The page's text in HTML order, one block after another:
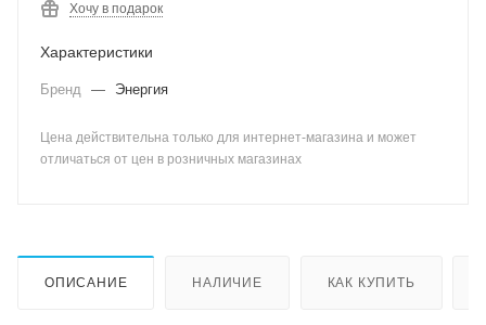
Хочу в подарок
Характеристики
Бренд — Энергия
Цена действительна только для интернет-магазина и может
отличаться от цен в розничных магазинах
ОПИСАНИЕ НАЛИЧИЕ КАК КУПИТЬ